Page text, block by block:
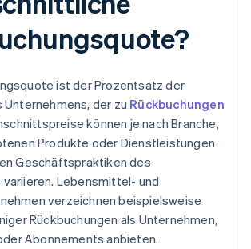
ist der Prozentsatz der
der zu Rückbuchungen
können je nach Branche,
Produkte oder Dienstleistungen
Geschäftspraktiken des
Lebensmittel- und
verzeichnen beispielsweise
Rückbuchungen als Unternehmen,
Abonnements anbieten.